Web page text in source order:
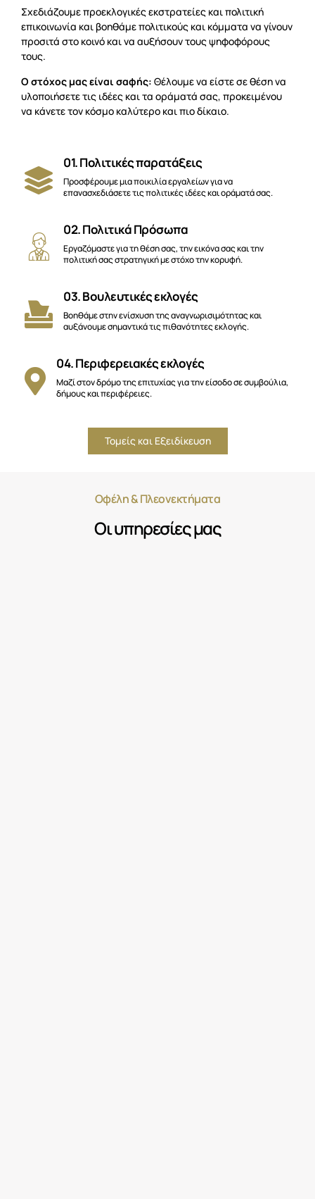
Σχεδιάζουμε προεκλογικές εκστρατείες και πολιτική
επικοινωνία και βοηθάμε πολιτικούς και κόμματα να γίνουν
προσιτά στο κοινό και να αυξήσουν τους ψηφοφόρους
τους.
Ο στόχος μας είναι σαφής: Θέλουμε να είστε σε θέση να
υλοποιήσετε τις ιδέες και τα οράματά σας, προκειμένου
να κάνετε τον κόσμο καλύτερο και πιο δίκαιο.
01. Πολιτικές παρατάξεις
Προσφέρουμε μια ποικιλία εργαλείων για να
επανασχεδιάσετε τις πολιτικές ιδέες και οράματά σας.
02. Πολιτικά Πρόσωπα
Εργαζόμαστε για τη θέση σας, την εικόνα σας και την
πολιτική σας στρατηγική με στόχο την κορυφή.
03. Βουλευτικές εκλογές
Βοηθάμε στην ενίσχυση της αναγνωρισιμότητας και
αυξάνουμε σημαντικά τις πιθανότητες εκλογής.
04. Περιφερειακές εκλογές
Μαζί στον δρόμο της επιτυχίας για την είσοδο σε συμβούλια,
δήμους και περιφέρειες.
Τομείς και Εξειδίκευση
Οφέλη & Πλεονεκτήματα
Οι υπηρεσίες μας